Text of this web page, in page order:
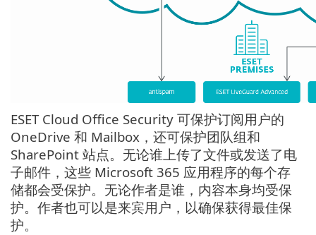
ESET Cloud Office Security 可保护订阅用户的
OneDrive 和 Mailbox，还可保护团队组和
SharePoint 站点。无论谁上传了文件或发送了电
子邮件，这些 Microsoft 365 应用程序的每个存
储都会受保护。无论作者是谁，内容本身均受保
护。作者也可以是来宾用户，以确保获得最佳保
护。